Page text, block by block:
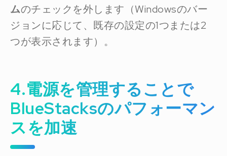
ムのチェックを外します（Windowsのバー
ジョンに応じて、既存の設定の1つまたは2
つが表示されます）。
4.電源を管理することで
BlueStacksのパフォーマン
スを加速